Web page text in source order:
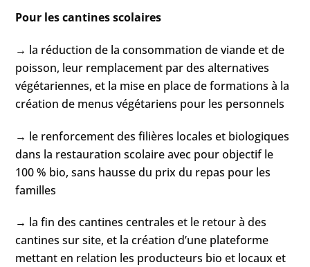
Pour les cantines scolaires
→ la réduction de la consommation de viande et de
poisson, leur remplacement par des alternatives
végétariennes, et la mise en place de formations à la
création de menus végétariens pour les personnels
→ le renforcement des filières locales et biologiques
dans la restauration scolaire avec pour objectif le
100 % bio, sans hausse du prix du repas pour les
familles
→ la fin des cantines centrales et le retour à des
cantines sur site, et la création d’une plateforme
mettant en relation les producteurs bio et locaux et